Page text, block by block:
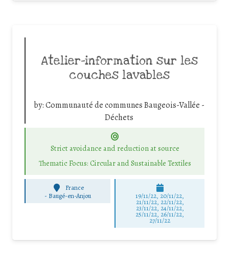
Atelier-information sur les
couches lavables
by:Communauté de communes Baugeois-Vallée -
Déchets
Strict avoidance and reduction at source
Thematic Focus: Circular and Sustainable Textiles
France
- Baugé-en-Anjou 19/11/22, 20/11/22,
21/11/22, 22/11/22,
23/11/22, 24/11/22,
25/11/22, 26/11/22,
27/11/22